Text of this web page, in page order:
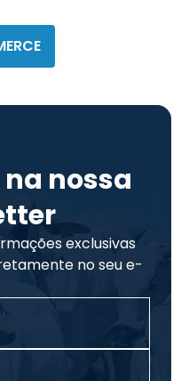
nossa
exclusivas
no seu e-